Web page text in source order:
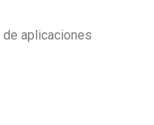
aplicaciones